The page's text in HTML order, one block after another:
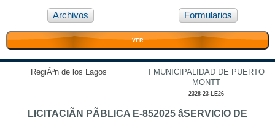
Archivos Formularios
VER
RegiÃ³n de los Lagos
I MUNICIPALIDAD DE PUERTO
MONTT
2328-23-LE26
LICITACIÃN PÃBLICA E-852025 âSERVICIO DE